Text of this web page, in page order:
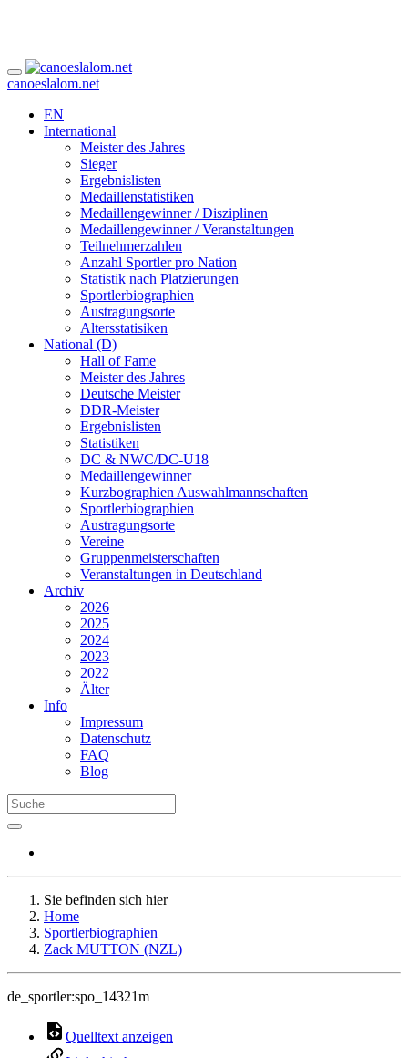
canoeslalom.net
EN
International
Meister des Jahres
Sieger
Ergebnislisten
Medaillenstatistiken
Medaillengewinner / Disziplinen
Medaillengewinner / Veranstaltungen
Teilnehmerzahlen
Anzahl Sportler pro Nation
Statistik nach Platzierungen
Sportlerbiographien
Austragungsorte
Altersstatisiken
National (D)
Hall of Fame
Meister des Jahres
Deutsche Meister
DDR-Meister
Ergebnislisten
Statistiken
DC & NWC/DC-U18
Medaillengewinner
Kurzbographien Auswahlmannschaften
Sportlerbiographien
Austragungsorte
Vereine
Gruppenmeisterschaften
Veranstaltungen in Deutschland
Archiv
2026
2025
2024
2023
2022
Älter
Info
Impressum
Datenschutz
FAQ
Blog
Sie befinden sich hier
Home
Sportlerbiographien
Zack MUTTON (NZL)
de_sportler:spo_14321m
Quelltext anzeigen